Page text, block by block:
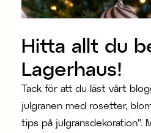
Hitta allt du
Lagerhaus!
Tack för att du läst vårt
julgranen med rosetter,
tips på julgransdekoration".